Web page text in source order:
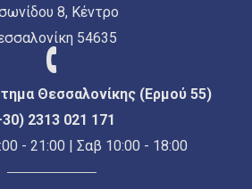
8, Κέντρο
54635
Θεσσαλονίκης (Ερμού 55)
2313 021 171
- 21:00 | Σαβ 10:00 - 18:00